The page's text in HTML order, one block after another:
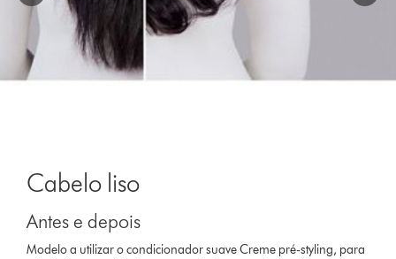
Cabelo liso
Antes e depois
Modelo a utilizar o condicionador suave Creme pré-styling, para